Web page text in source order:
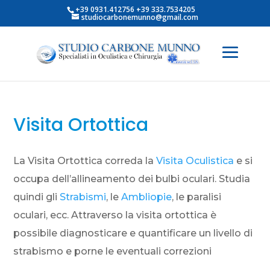
+39 0931.412756 +39 333.7534205
studiocarbonemunno@gmail.com
Visita Ortottica
La Visita Ortottica correda laVisita Oculistica e si
occupa dell’allineamento dei bulbi oculari. Studia
quindi gli Strabismi, leAmbliopie, le paralisi
oculari, ecc. Attraverso la visita ortottica è
possibile diagnosticare e quantificare un livello di
strabismo e porne le eventuali correzioni